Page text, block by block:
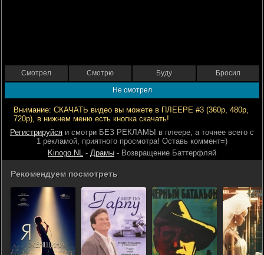
Смотрел Смотрю Буду Бросил
Не смотрел
Внимание: СКАЧАТЬ видео вы можете в ПЛЕЕРЕ #3 (360р, 480р,
720р), в нижнем меню есть кнопка скачать!
Регистрируйся и смотри БЕЗ РЕКЛАМЫ в плеере, а точнее всего с
1 рекламой, приятного просмотра! Оставь коммент=)
Kinogo.NL - Драмы - Возвращение Баттерфляй
Рекомендуем посмотреть